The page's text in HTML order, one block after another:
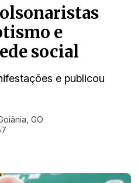
e
social
e publicou
GO